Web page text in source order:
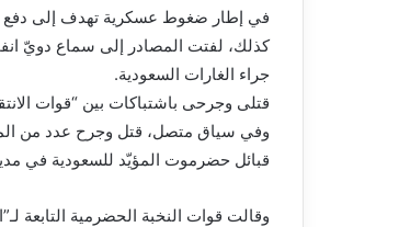
في إطار ضغوط عسكرية تهدف إلى دفع
كذلك، لفتت المصادر إلى سماع دويّ
جراء الغارات السعودية.
قتلى وجرحى باشتباكات بين “قوات
وفي سياق متصل، قتل وجرح عدد من
قبائل حضرموت المؤيّد للسعودية في
وقالت قوات النخبة الحضرمية التابعة